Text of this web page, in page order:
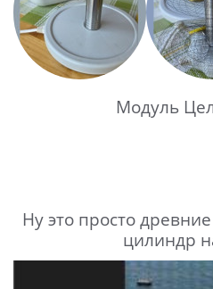
Модуль
Ну это просто
цилиндр